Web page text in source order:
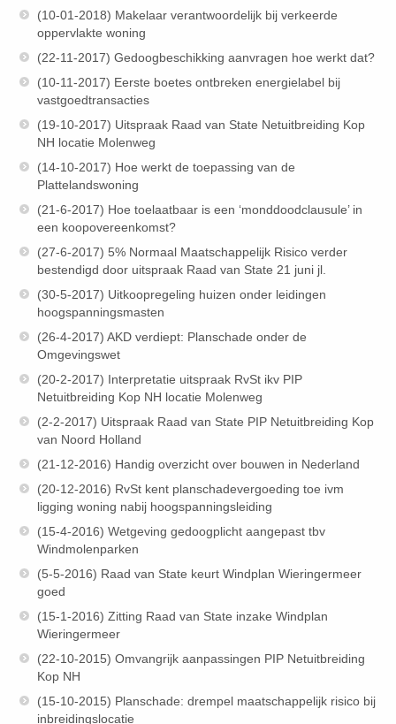
(10-01-2018) Makelaar verantwoordelijk bij verkeerde
oppervlakte woning
(22-11-2017) Gedoogbeschikking aanvragen hoe werkt dat?
(10-11-2017) Eerste boetes ontbreken energielabel bij
vastgoedtransacties
(19-10-2017) Uitspraak Raad van State Netuitbreiding Kop
NH locatie Molenweg
(14-10-2017) Hoe werkt de toepassing van de
Plattelandswoning
(21-6-2017) Hoe toelaatbaar is een ‘monddoodclausule’ in
een koopovereenkomst?
(27-6-2017) 5% Normaal Maatschappelijk Risico verder
bestendigd door uitspraak Raad van State 21 juni jl.
(30-5-2017) Uitkoopregeling huizen onder leidingen
hoogspanningsmasten
(26-4-2017) AKD verdiept: Planschade onder de
Omgevingswet
(20-2-2017) Interpretatie uitspraak RvSt ikv PIP
Netuitbreiding Kop NH locatie Molenweg
(2-2-2017) Uitspraak Raad van State PIP Netuitbreiding Kop
van Noord Holland
(21-12-2016) Handig overzicht over bouwen in Nederland
(20-12-2016) RvSt kent planschadevergoeding toe ivm
ligging woning nabij hoogspanningsleiding
(15-4-2016) Wetgeving gedoogplicht aangepast tbv
Windmolenparken
(5-5-2016) Raad van State keurt Windplan Wieringermeer
goed
(15-1-2016) Zitting Raad van State inzake Windplan
Wieringermeer
(22-10-2015) Omvangrijk aanpassingen PIP Netuitbreiding
Kop NH
(15-10-2015) Planschade: drempel maatschappelijk risico bij
inbreidingslocatie